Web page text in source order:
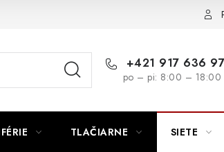
Napíšte nám
+421 917 636
po – pi: 8:00 – 18:00
TLAČIARNE SIETE